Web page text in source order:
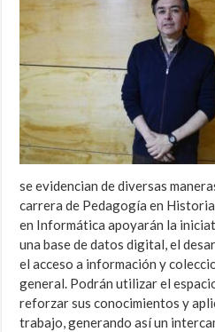
se evidencian de diversas
carrera de Pedagogía en
en Informática apoyarán la
una base de datos digital, el
el acceso a información y
general. Podrán utilizar el
reforzar sus conocimientos y
trabajo, generando así un